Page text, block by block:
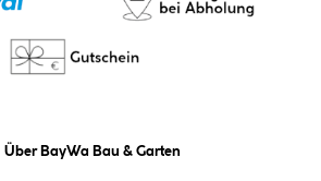
Über BayWa Bau & Garten